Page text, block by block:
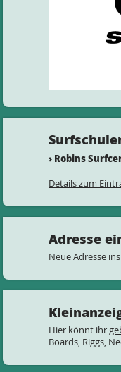
› Robins
Details zum
Adresse
Neue Adresse
Hier könnt ihr
Boards, Riggs,